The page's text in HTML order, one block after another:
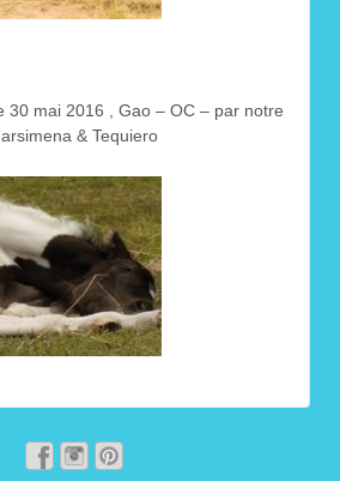
30 mai 2016 , Gao – OC – par notre
& Tequiero